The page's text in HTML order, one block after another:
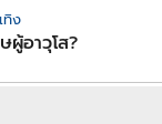
ทิง
อาวุโส?